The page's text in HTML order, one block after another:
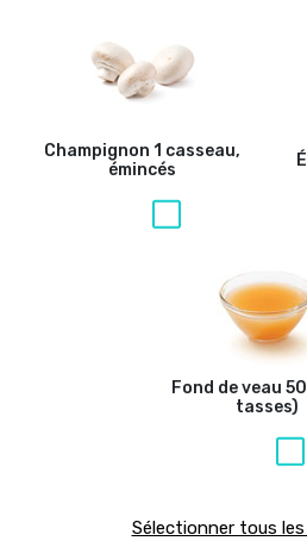
Champignon 1 casseau,
émincés
Fond de veau
tasses)
Sélectionner tous